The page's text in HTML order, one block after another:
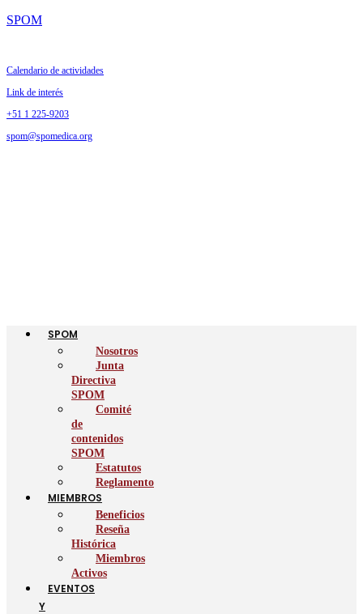
SPOM
Calendario de actividades
Link de interés
+51 1 225-9203
spom@spomedica.org
SPOM
Nosotros
Junta
Directiva
SPOM
Comité
de
contenidos
SPOM
Estatutos
Reglamento
MIEMBROS
Beneficios
Reseña
Histórica
Miembros
Activos
EVENTOS
Y